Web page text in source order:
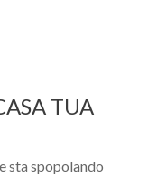
TUA
sta spopolando